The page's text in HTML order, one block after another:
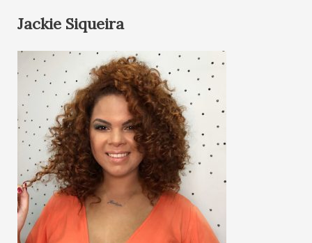
Jackie Siqueira